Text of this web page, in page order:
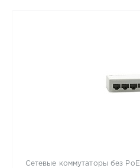
Сетевые коммутаторы без PoE